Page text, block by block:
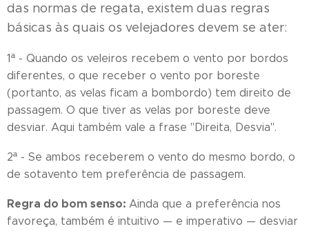
das normas de regata, existem duas regras
básicas às quais os velejadores devem se ater:
1ª - Quando os veleiros recebem o vento por bordos
diferentes, o que receber o vento por boreste
(portanto, as velas ficam a bombordo) tem direito de
passagem. O que tiver as velas por boreste deve
desviar. Aqui também vale a frase "Direita, Desvia".
2ª - Se ambos receberem o vento do mesmo bordo, o
de sotavento tem preferência de passagem.
Regra do bom senso: Ainda que a preferência nos
favoreça, também é intuitivo — e imperativo — desviar